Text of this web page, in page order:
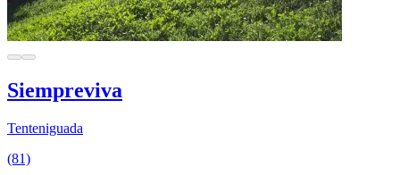
Siempreviva
Tenteniguada
(81)